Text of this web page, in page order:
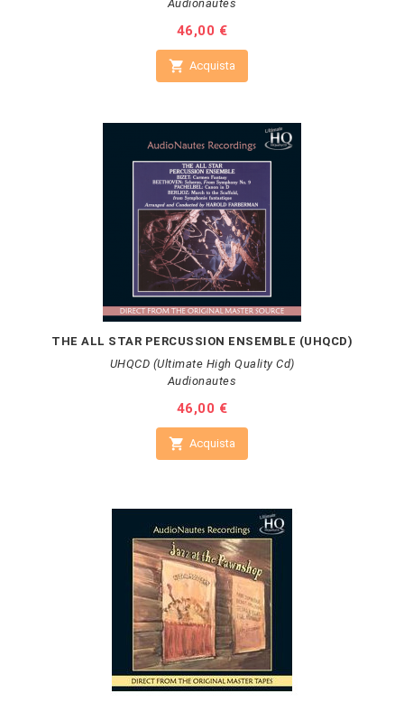
Audionautes
Prezzo
46,00 €
 Acquista
THE ALL STAR PERCUSSION ENSEMBLE (UHQCD)
UHQCD (Ultimate High Quality Cd)
Audionautes
Prezzo
46,00 €
 Acquista